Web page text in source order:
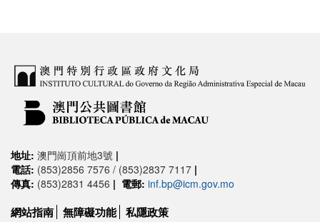
地址: 澳門崗頂前地3號 |
電話: (853)2856 7576 / (853)2837 7117 |
傳真: (853)2831 4456 | 電郵: inf.bp@icm.gov.mo
網站指南 無障礙功能 私隱政策